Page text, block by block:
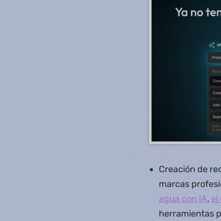
Creación de
marcas
agua con IA, el
herramientas